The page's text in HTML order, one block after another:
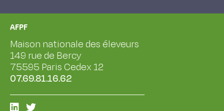
AFPF
Maison nationale des éleveurs
149 rue de Bercy
75595 Paris Cedex 12
07.69.81.16.62